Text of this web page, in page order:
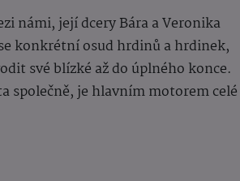
námi, její dcery Bára a Veronika
konkrétní osud hrdinů a hrdinek,
své blízké až do úplného konce.
společně, je hlavním motorem celé